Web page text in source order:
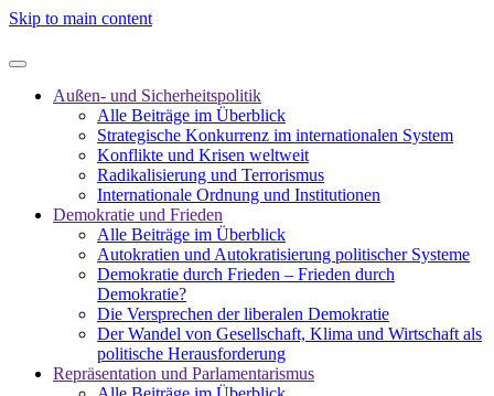
Skip to main content
Außen- und Sicherheitspolitik
Alle Beiträge im Überblick
Strategische Konkurrenz im internationalen System
Konflikte und Krisen weltweit
Radikalisierung und Terrorismus
Internationale Ordnung und Institutionen
Demokratie und Frieden
Alle Beiträge im Überblick
Autokratien und Autokratisierung politischer Systeme
Demokratie durch Frieden – Frieden durch
Demokratie?
Die Versprechen der liberalen Demokratie
Der Wandel von Gesellschaft, Klima und Wirtschaft als
politische Herausforderung
Repräsentation und Parlamentarismus